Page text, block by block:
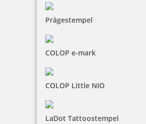
Prägestempel
COLOP e-mark
COLOP Little NIO
LaDot Tattoostempel